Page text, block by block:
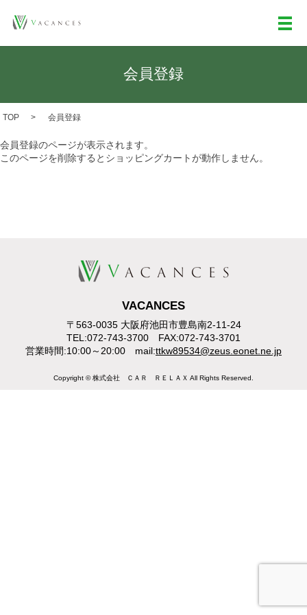
メ
会員登録
TOP 会員登録
会員登録のページが表示されます。
このページを削除するとショッピングカートが動作しません。
VACANCES
〒563-0035 大阪府池田市豊島南2-11-24
TEL:072-743-3700 FAX:072-743-3701
営業時間:10:00～20:00 mail:ttkw89534@zeus.eonet.ne.jp
Copyright © 株式会社 ＣＡＲ ＲＥＬＡＸ All Rights Reserved.